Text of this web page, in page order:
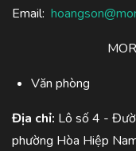
Email:
Văn phòng
Địa chỉ: Lô số 4 -
phường Hòa Hiệp